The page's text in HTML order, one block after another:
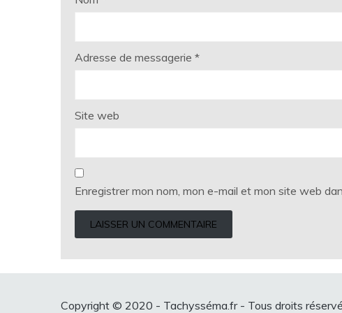
Adresse de messagerie *
Site web
Enregistrer mon nom, mon e-mail et mon site web
Copyright © 2020 - Tachysséma.fr - Tous droits